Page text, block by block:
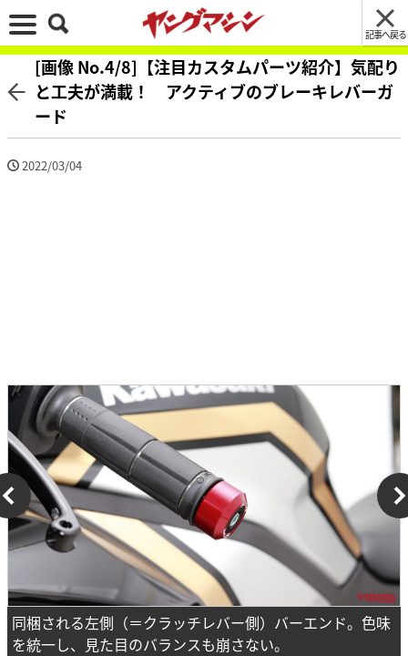
記事へ戻る
[画像 No.4/8]【注目カスタムパーツ紹介】気配り
と工夫が満載！ アクティブのブレーキレバーガ
ード
2022/03/04
同梱される左側（＝クラッチレバー側）バーエンド。色味
を統一し、見た目のバランスも崩さない。